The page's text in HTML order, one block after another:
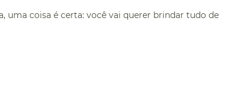
uma coisa é certa: você vai querer brindar tudo de